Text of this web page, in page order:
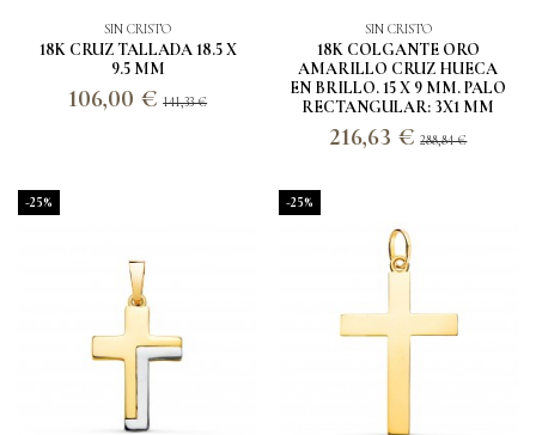
SIN CRISTO
18K CRUZ TALLADA 18.5 X
9.5 MM
106,00 €141,33 €
SIN CRISTO
18K COLGANTE ORO
AMARILLO CRUZ HUECA
EN BRILLO. 15 X 9 MM. PALO
RECTANGULAR: 3X1 MM
216,63 €288,84 €
-25% -25%